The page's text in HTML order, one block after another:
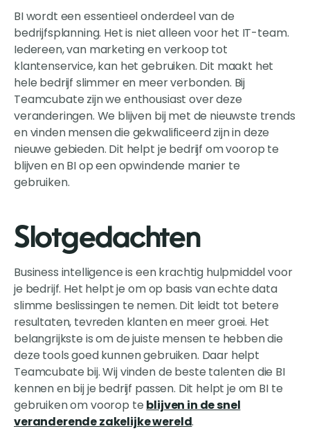
BI wordt een essentieel onderdeel van de
bedrijfsplanning. Het is niet alleen voor het IT-team.
Iedereen, van marketing en verkoop tot
klantenservice, kan het gebruiken. Dit maakt het
hele bedrijf slimmer en meer verbonden. Bij
Teamcubate zijn we enthousiast over deze
veranderingen. We blijven bij met de nieuwste trends
en vinden mensen die gekwalificeerd zijn in deze
nieuwe gebieden. Dit helpt je bedrijf om voorop te
blijven en BI op een opwindende manier te
gebruiken.
Slotgedachten
Business intelligence is een krachtig hulpmiddel voor
je bedrijf. Het helpt je om op basis van echte data
slimme beslissingen te nemen. Dit leidt tot betere
resultaten, tevreden klanten en meer groei. Het
belangrijkste is om de juiste mensen te hebben die
deze tools goed kunnen gebruiken. Daar helpt
Teamcubate bij. Wij vinden de beste talenten die BI
kennen en bij je bedrijf passen. Dit helpt je om BI te
gebruiken om voorop te blijven in de snel
veranderende zakelijke wereld.